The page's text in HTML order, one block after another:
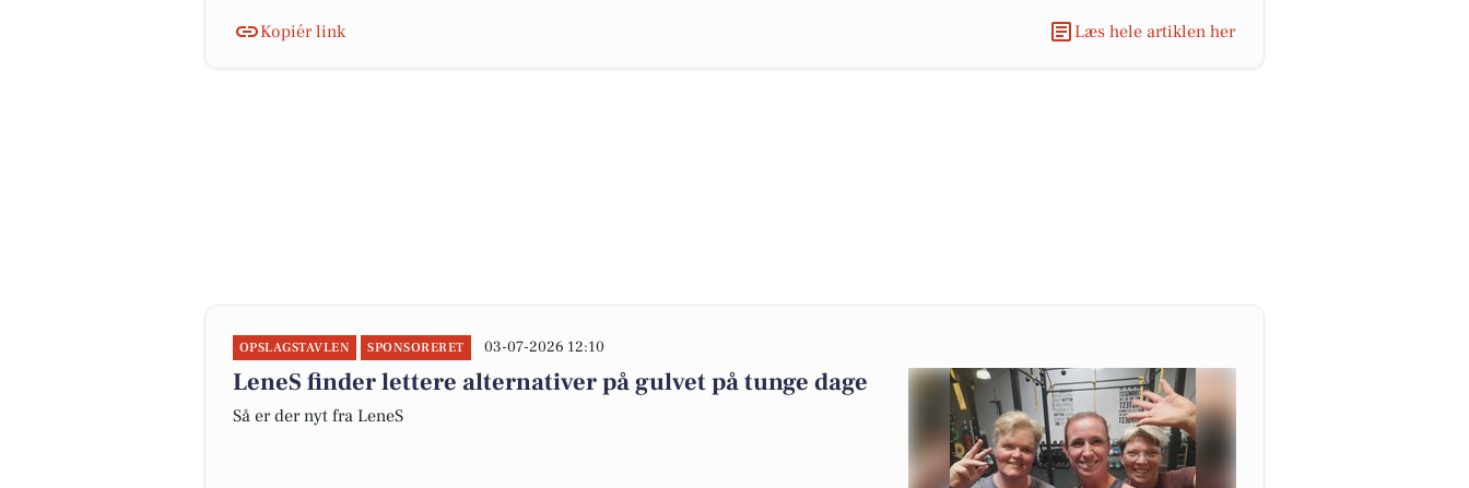
Kopiér link Læs hele artiklen her
OPSLAGSTAVLEN SPONSORERET 03-07-2026 12:10
LeneS finder lettere alternativer på gulvet på tunge dage
Så er der nyt fra LeneS